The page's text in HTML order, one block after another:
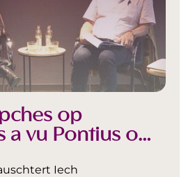
op
a vu Pontius op
Iech